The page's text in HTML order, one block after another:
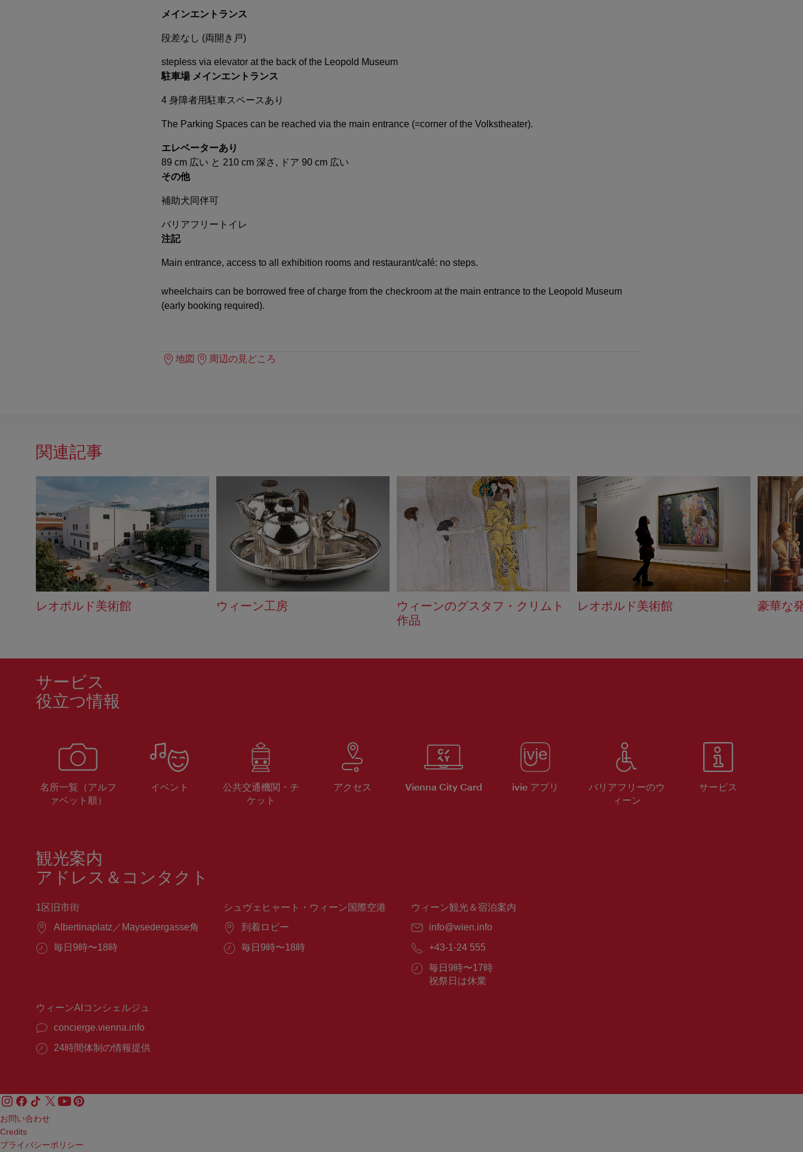
メインエントランス
段差なし (両開き戸)
stepless via elevator at the back of the Leopold Museum
駐車場 メインエントランス
4 身障者用駐車スペースあり
The Parking Spaces can be reached via the main entrance (=corner of the Volkstheater).
エレベーターあり
89 cm 広い と 210 cm 深さ, ドア 90 cm 広い
その他
補助犬同伴可
バリアフリートイレ
注記
Main entrance, access to all exhibition rooms and restaurant/café: no steps.
wheelchairs can be borrowed free of charge from the checkroom at the main entrance to the Leopold Museum
(early booking required).
地図 周辺の見どころ
関連記事
レオポルド美術館 ウィーン工房
ウィーンのグスタフ・クリムト
作品
レオポルド美術館 豪華な
サービス
役立つ情報
名所一覧（アルフ
ァベット順）
イベント
公共交通機関・チ
ケット
アクセス Vienna City Card ivie アプリ
バリアフリーのウ
ィーン
サービス
観光案内
アドレス＆コンタクト
1区旧市街
場
Albertinaplatz／Maysedergasse角
営
毎日9時〜18時
シュヴェヒャート・ウィーン国際空港
場
到着ロビー
営
毎日9時〜18時
ウィーン観光＆宿泊案内
E
ー
ル：
info@wien.info
電
番
号：
+43-1-24 555
営
業
毎日9時〜17時
祝祭日は休業
ウィーンAIコンシェルジュ
concierge.vienna.info
24時間体制の情報提供
お問い合わせ
Credits
プライバシーポリシー